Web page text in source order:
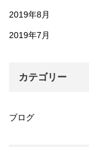
2019年8月
2019年7月
カテゴリー
ブログ